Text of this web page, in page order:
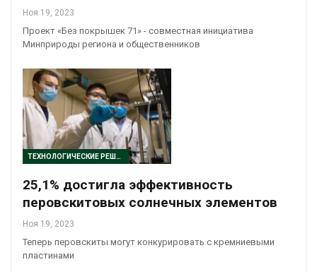
Ноя 19, 2023
Проект «Без покрышек 71» - совместная инициатива
Минприроды региона и общественников
ТЕХНОЛОГИЧЕСКИЕ РЕШЕНИЯ
25,1% достигла эффективность
перовскитовых солнечных элементов
Ноя 19, 2023
Теперь перовскиты могут конкурировать с кремниевыми
пластинами